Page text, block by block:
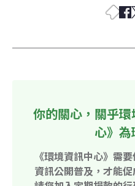
你的關心，關乎
心》
《環境資訊中心》需
資訊公開普及，才能